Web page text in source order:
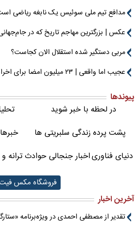
مدافع تیم ملی سوئیس یک نابغه ریاضی
عکس | بزرگترین مهاجم تاریخ که در
مربی دستگیر شده استقلال الان کجاست؟
عجیب اما واقعی | ۲۳ میلیون امضا برای اخراج امباپه
پیوندها
در لحظه با خبر شوید
پشت پرده زندگی سلبریتی ها
دنیای فناوریاخبار جنجالی حوادثترانه
فروشگاه مکس
آخرین اخبار
تقدیر از مصطفی احمدی در ویژه‌برنامه